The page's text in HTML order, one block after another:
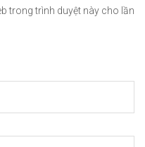
trong trình duyệt này cho lần